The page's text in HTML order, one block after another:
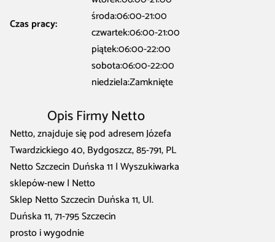
Czas pracy:
środa:06:00-21:00
czwartek:06:00-21:00
piątek:06:00-22:00
sobota:06:00-22:00
niedziela:Zamknięte
Opis Firmy Netto
Netto, znajduje się pod adresem Józefa
Twardzickiego 40, Bydgoszcz, 85-791, PL
Netto Szczecin Duńska 11 | Wyszukiwarka
sklepów-new | Netto
Sklep Netto Szczecin Duńska 11, Ul.
Duńska 11, 71-795 Szczecin
prosto i wygodnie